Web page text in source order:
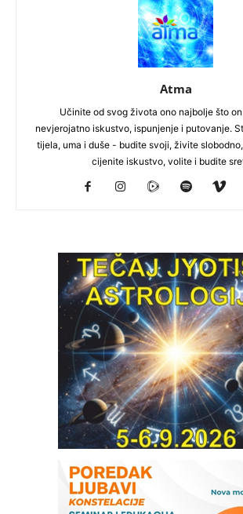
Atma
Učinite od svog života ono najbolje što
nevjerojatno iskustvo, ispunjenje i putovanje.
tijela, uma i duše - budite svoji, živite
cijenite iskustvo, volite i budite